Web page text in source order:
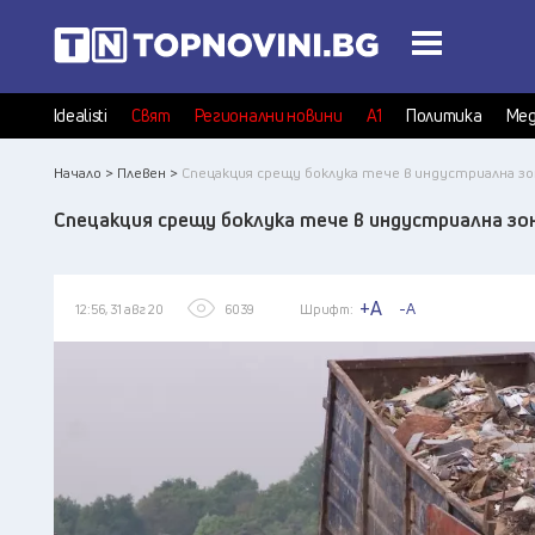
Idealisti Свят Регионални новини А1 Политика
Начало > Плевен > Спецакция срещу боклука тече в индустриална
Спецакция срещу боклука тече в индустриална
12:56, 31 авг 20 6039 Шрифт: +A -A